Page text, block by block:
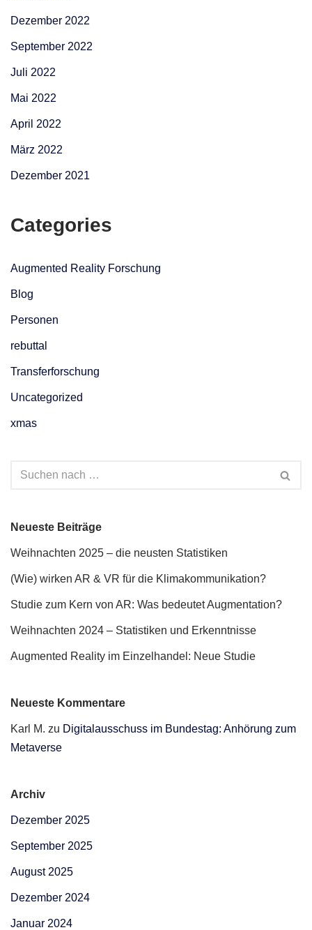
Dezember 2022
September 2022
Juli 2022
Mai 2022
April 2022
März 2022
Dezember 2021
Categories
Augmented Reality Forschung
Blog
Personen
rebuttal
Transferforschung
Uncategorized
xmas
Neueste Beiträge
Weihnachten 2025 – die neusten Statistiken
(Wie) wirken AR & VR für die Klimakommunikation?
Studie zum Kern von AR: Was bedeutet Augmentation?
Weihnachten 2024 – Statistiken und Erkenntnisse
Augmented Reality im Einzelhandel: Neue Studie
Neueste Kommentare
Karl M. zu Digitalausschuss im Bundestag: Anhörung zum
Metaverse
Archiv
Dezember 2025
September 2025
August 2025
Dezember 2024
Januar 2024